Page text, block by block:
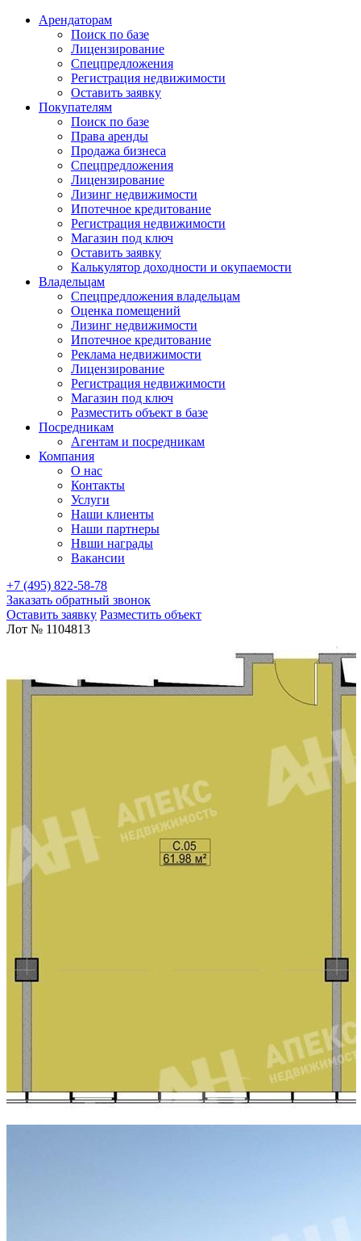
Арендаторам
Поиск по базе
Лицензирование
Спецпредложения
Регистрация недвижимости
Оставить заявку
Покупателям
Поиск по базе
Права аренды
Продажа бизнеса
Спецпредложения
Лицензирование
Лизинг недвижимости
Ипотечное кредитование
Регистрация недвижимости
Магазин под ключ
Оставить заявку
Калькулятор доходности и окупаемости
Владельцам
Спецпредложения владельцам
Оценка помещений
Лизинг недвижимости
Ипотечное кредитование
Реклама недвижимости
Лицензирование
Регистрация недвижимости
Магазин под ключ
Разместить объект в базе
Посредникам
Агентам и посредникам
Компания
О нас
Контакты
Услуги
Наши клиенты
Наши партнеры
Нвши награды
Вакансии
+7 (495) 822-58-78
Заказать обратный звонок
Оставить заявку Разместить объект
Лот № 1104813